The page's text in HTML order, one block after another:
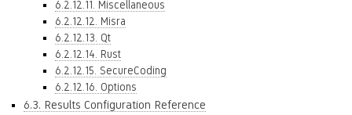
6.2.12.11. Miscellaneous
6.2.12.12. Misra
6.2.12.13. Qt
6.2.12.14. Rust
6.2.12.15. SecureCoding
6.2.12.16. Options
6.3. Results Configuration Reference